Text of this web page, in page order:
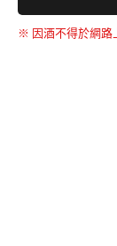
※ 因酒不得於網路